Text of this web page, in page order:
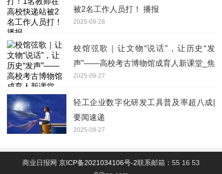
被2名工作人员打！ 播报
2025-09-28
校馆弦歌｜让文物“说话”，让历史“发
声”——高校考古博物馆成育人新课堂_焦
点短讯
2025-09-27
轻工企业数字化研发工具普及率超八成|
要闻速递
2025-09-27
商业日报网 京ICP备2021034106号-2联系邮箱：55 16 53